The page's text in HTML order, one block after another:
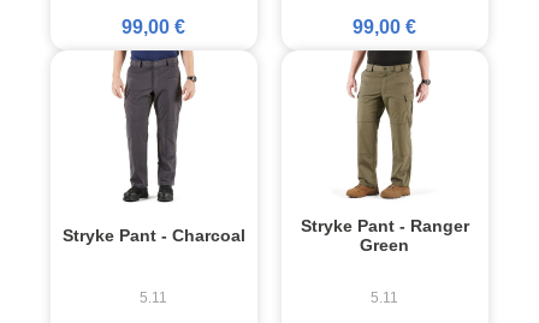
99,00 € 99,00 €
Stryke Pant - Charcoal
5.11
Stryke Pant - Ranger
Green
5.11